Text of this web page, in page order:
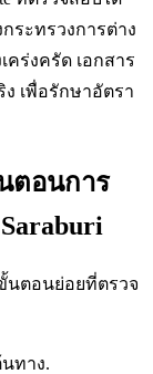
ระทรวงการต่าง
คร่งครัด เอกสาร
เพื่อรักษาอัตรา
ตอนการ
ขั้นตอนย่อยที่ตรวจ
ทาง.